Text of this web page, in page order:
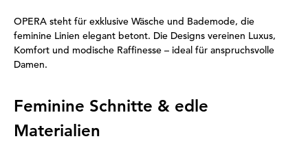
OPERA steht für exklusive Wäsche und Bademode, die
feminine Linien elegant betont. Die Designs vereinen Luxus,
Komfort und modische Raffinesse – ideal für anspruchsvolle
Damen.
Feminine Schnitte & edle
Materialien